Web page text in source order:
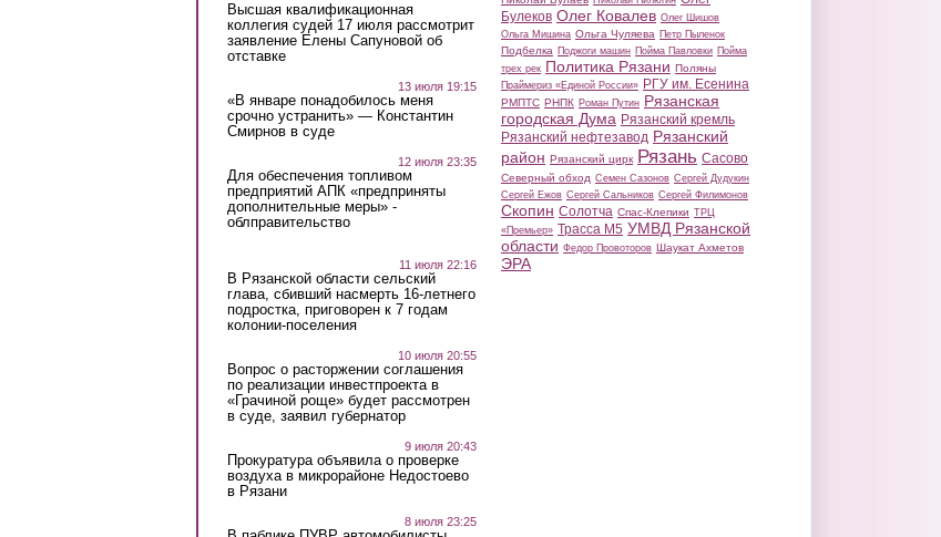
Высшая квалификационная
коллегия судей 17 июля рассмотрит
заявление Елены Сапуновой об
отставке
13 июля 19:15
«В январе понадобилось меня
срочно устранить» — Константин
Смирнов в суде
12 июля 23:35
Для обеспечения топливом
предприятий АПК «предприняты
дополнительные меры» -
облправительство
11 июля 22:16
В Рязанской области сельский
глава, сбивший насмерть 16-летнего
подростка, приговорен к 7 годам
колонии-поселения
10 июля 20:55
Вопрос о расторжении соглашения
по реализации инвестпроекта в
«Грачиной роще» будет рассмотрен
в суде, заявил губернатор
9 июля 20:43
Прокуратура объявила о проверке
воздуха в микрорайоне Недостоево
в Рязани
8 июля 23:25
Булеков Олег Ковалев Олег Шишов
Ольга Мишина Ольга Чуляева Петр Пыленок
Подбелка Поджоги машин Пойма Павловки Пойма
трех рек Политика Рязани Поляны
Праймериз «Единой России» РГУ им. Есенина
РМПТС РНПК Роман Путин Рязанская
городская Дума Рязанский кремль
Рязанский нефтезавод Рязанский
район Рязанский цирк Рязань Сасово
Северный обход Семен Сазонов Сергей Дудукин
Сергей Ежов Сергей Сальников Сергей Филимонов
Скопин Солотча Спас-Клепики ТРЦ
«Премьер» Трасса М5 УМВД Рязанской
области Федор Провоторов Шаукат Ахметов
ЭРА